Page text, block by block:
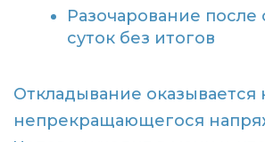
Разочарование
суток без итогов
Откладывание оказывается
непрекращающегося